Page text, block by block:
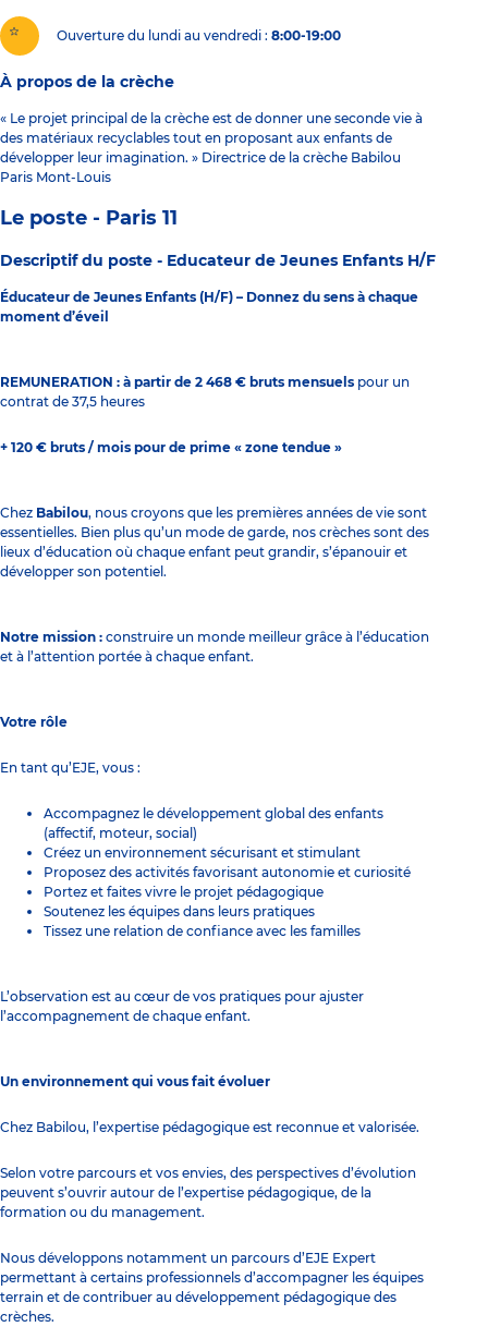
Ouverture du lundi au vendredi : 8:00-19:00
À propos de la crèche
« Le projet principal de la crèche est de donner une seconde vie à
des matériaux recyclables tout en proposant aux enfants de
développer leur imagination. » Directrice de la crèche Babilou
Paris Mont-Louis
Le poste - Paris 11
Descriptif du poste - Educateur de Jeunes Enfants H/F
Éducateur de Jeunes Enfants (H/F) – Donnez du sens à chaque
moment d’éveil
REMUNERATION : à partir de 2 468 € bruts mensuels pour un
contrat de 37,5 heures
+ 120 € bruts / mois pour de prime « zone tendue »
Chez Babilou, nous croyons que les premières années de vie sont
essentielles. Bien plus qu’un mode de garde, nos crèches sont des
lieux d’éducation où chaque enfant peut grandir, s’épanouir et
développer son potentiel.
Notre mission : construire un monde meilleur grâce à l’éducation
et à l’attention portée à chaque enfant.
Votre rôle
En tant qu’EJE, vous :
Accompagnez le développement global des enfants
(affectif, moteur, social)
Créez un environnement sécurisant et stimulant
Proposez des activités favorisant autonomie et curiosité
Portez et faites vivre le projet pédagogique
Soutenez les équipes dans leurs pratiques
Tissez une relation de confiance avec les familles
L’observation est au cœur de vos pratiques pour ajuster
l’accompagnement de chaque enfant.
Un environnement qui vous fait évoluer
Chez Babilou, l’expertise pédagogique est reconnue et valorisée.
Selon votre parcours et vos envies, des perspectives d’évolution
peuvent s’ouvrir autour de l’expertise pédagogique, de la
formation ou du management.
Nous développons notamment un parcours d’EJE Expert
permettant à certains professionnels d’accompagner les équipes
terrain et de contribuer au développement pédagogique des
crèches.